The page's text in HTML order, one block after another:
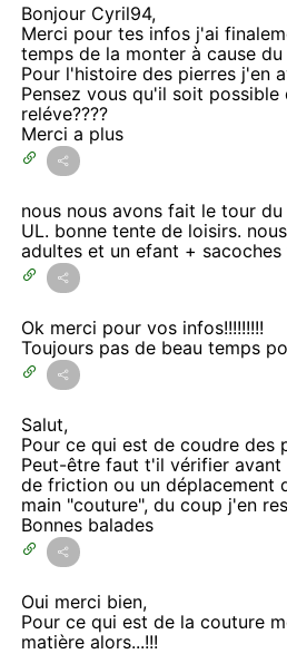
Bonjour Cyril94,
Merci pour tes infos j'ai
temps de la monter à cause du
Pour l'histoire des pierres j'en
Pensez vous qu'il soit
reléve????
Merci a plus
nous nous avons fait le tour
UL. bonne tente de loisirs.
adultes et un efant +
Ok merci pour vos infos!!!!!!!!!
Toujours pas de beau temps
Salut,
Pour ce qui est de coudre des
Peut-être faut t'il vérifier
de friction ou un déplacement
main "couture", du coup j'en
Bonnes balades
Oui merci bien,
Pour ce qui est de la couture
matière alors...!!!